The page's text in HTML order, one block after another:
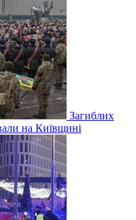
Загиблих
на Київщині